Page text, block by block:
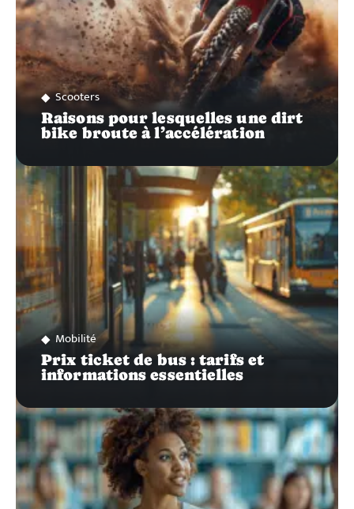
Scooters
Raisons pour lesquelles une dirt
bike broute à l’accélération
Mobilité
Prix ticket de bus : tarifs et
informations essentielles